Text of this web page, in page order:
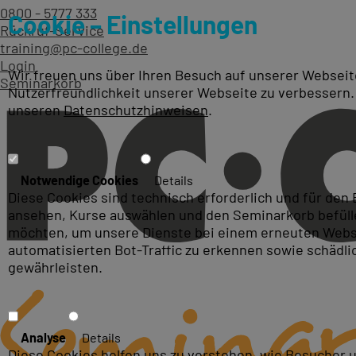
0800 - 5777 333
Rückruf-Service
training@pc-college.de
Login
Seminarkorb
Zertifizierungstests über
Cookie – Einstellungen
Wir freuen uns über Ihren Besuch auf unserer
Nutzerfreundlichkeit unserer Webseite zu
unserenDatenschutzhinweisen.
Notwendige Cookies Details
Diese Cookies sind technisch erforderlich und für
ansehen, Kurse auswählen und den Seminarkorb
möchten, um unsere Dienste bei einem erneuten
automatisierten Bot-Traffic zu erkennen sowie
gewährleisten.
Analyse Details